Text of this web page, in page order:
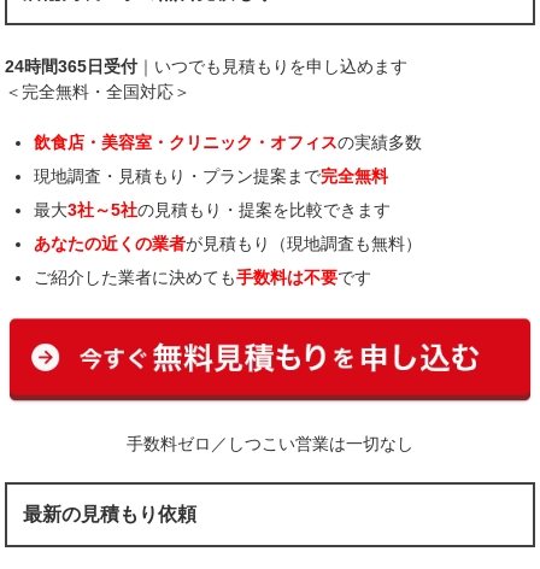
24時間365日受付 ｜いつでも見積もりを申し込めます
＜完全無料・全国対応＞
飲食店・美容室・クリニック・オフィスの実績多数
現地調査・見積もり・プラン提案まで完全無料
最大3社～5社の見積もり・提案を比較できます
あなたの近くの業者が見積もり（現地調査も無料）
ご紹介した業者に決めても手数料は不要です
手数料ゼロ／しつこい営業は一切なし
最新の見積もり依頼